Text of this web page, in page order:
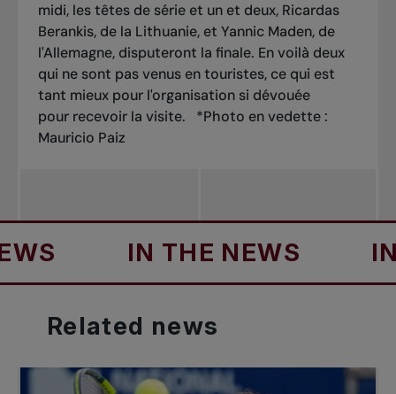
midi, les têtes de série et un et deux, Ricardas
Berankis, de la Lithuanie, et Yannic Maden, de
l'Allemagne, disputeront la finale. En voilà deux
qui ne sont pas venus en touristes, ce qui est
tant mieux pour l'organisation si dévouée
pour recevoir la visite. *Photo en vedette :
Mauricio Paiz
IN THE NEWS IN
Related news